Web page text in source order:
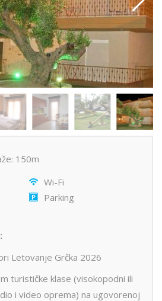
150m
Wi-Fi
Parking
Letovanje Grčka 2026
turističke klase (visokopodni ili
i video oprema) na ugovorenoj